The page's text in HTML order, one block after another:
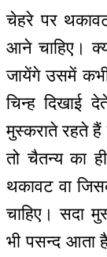
चेहरे पर
आने चाहिए।
जायेंगे उसमें
चिन्ह दिखाई
मुस्कराते रहते
तो चैतन्य का
थकावट वा
चाहिए। सदा
भी पसन्द आता